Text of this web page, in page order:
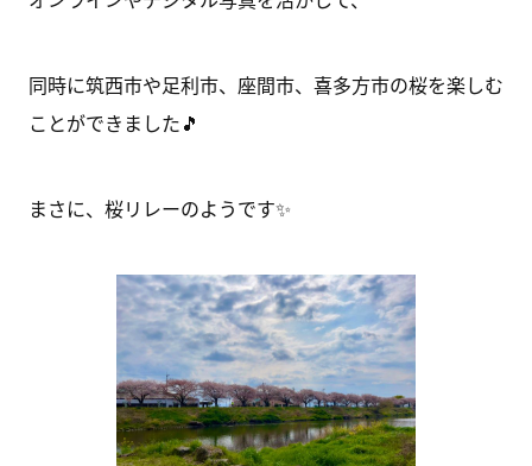
同時に筑西市や足利市、座間市、喜多方市の桜を楽しむ
ことができました🎵
まさに、桜リレーのようです✨